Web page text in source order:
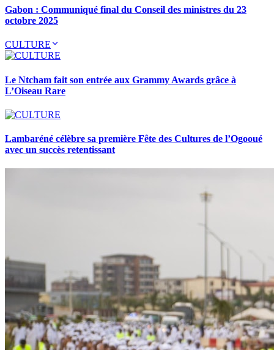
Gabon : Communiqué final du Conseil des ministres du 23
octobre 2025
CULTURE
Le Ntcham fait son entrée aux Grammy Awards grâce à
L’Oiseau Rare
Lambaréné célèbre sa première Fête des Cultures de l’Ogooué
avec un succès retentissant